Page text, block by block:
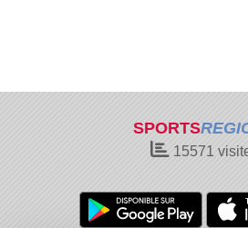
SPORTS
15571